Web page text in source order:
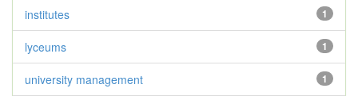
1
institutes
1
lyceums
1
university management